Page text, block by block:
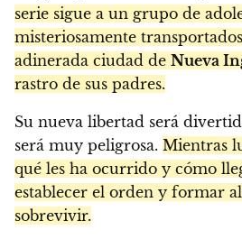
serie sigue a un grupo de
misteriosamente
adinerada ciudad de Nueva
rastro de sus padres.
Su nueva libertad será
será muy peligrosa. Mientras
qué les ha ocurrido y cómo
establecer el orden y formar
sobrevivir.